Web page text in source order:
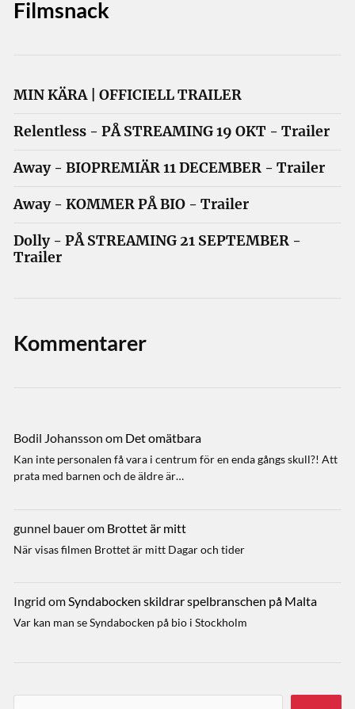
Filmsnack
MIN KÄRA | OFFICIELL TRAILER
Relentless - PÅ STREAMING 19 OKT - Trailer
Away - BIOPREMIÄR 11 DECEMBER - Trailer
Away - KOMMER PÅ BIO - Trailer
Dolly - PÅ STREAMING 21 SEPTEMBER -
Trailer
Kommentarer
Bodil Johansson om Det omätbara
Kan inte personalen få vara i centrum för en enda gångs skull?! Att
prata med barnen och de äldre är…
gunnel bauerom Brottet är mitt
När visas filmen Brottet är mitt Dagar och tider
Ingrid omSyndabocken skildrar spelbranschen på Malta
Var kan man se Syndabocken på bio i Stockholm